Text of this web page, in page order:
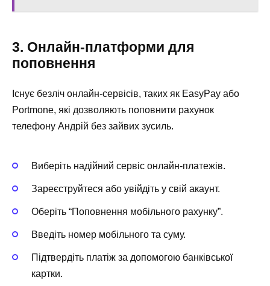
3. Онлайн-платформи для
поповнення
Існує безліч онлайн-сервісів, таких як EasyPay або
Portmone, які дозволяють поповнити рахунок
телефону Андрій без зайвих зусиль.
Виберіть надійний сервіс онлайн-платежів.
Зареєструйтеся або увійдіть у свій акаунт.
Оберіть “Поповнення мобільного рахунку”.
Введіть номер мобільного та суму.
Підтвердіть платіж за допомогою банківської
картки.